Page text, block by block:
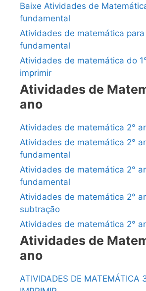
Baixe Atividades de
fundamental
Atividades de matemática para
fundamental
Atividades de matemática do
imprimir
Atividades de
ano
Atividades de matemática 2°
Atividades de matemática 2°
fundamental
Atividades de matemática 2°
fundamental
Atividades de matemática 2°
subtração
Atividades de matemática 2°
Atividades de
ano
ATIVIDADES DE MATEMÁTICA